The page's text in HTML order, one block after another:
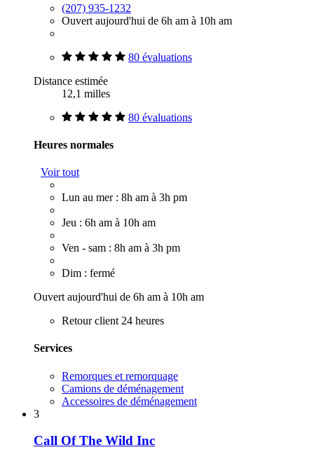
(207) 935-1232
Ouvert aujourd'hui de 6h am à 10h am
80 évaluations
Distance estimée
12,1 milles
80 évaluations
Heures normales
Voir tout
Lun au mer : 8h am à 3h pm
Jeu : 6h am à 10h am
Ven - sam : 8h am à 3h pm
Dim : fermé
Ouvert aujourd'hui de 6h am à 10h am
Retour client 24 heures
Services
Remorques et remorquage
Camions de déménagement
Accessoires de déménagement
3
Call Of The Wild Inc